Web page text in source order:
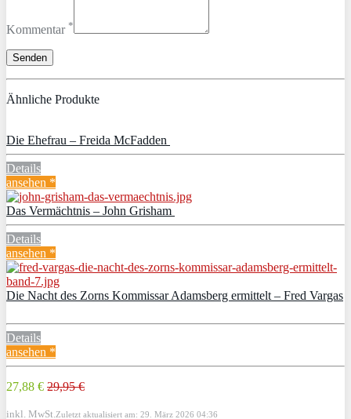
Kommentar *
Ähnliche Produkte
Die Ehefrau – Freida McFadden
Details
ansehen *
Das Vermächtnis – John Grisham
Details
ansehen *
Die Nacht des Zorns Kommissar Adamsberg ermittelt – Fred Vargas
Details
ansehen *
27,88 € 29,95 €
inkl. MwSt. Zuletzt aktualisiert am: 29. März 2026 04:36